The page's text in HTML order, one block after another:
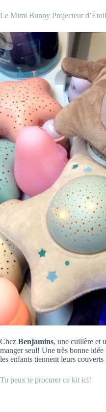
Le Mimi Bunny Projecteur
Chez Benjamins, une cuillère et
manger seul! Une très bonne idée
les enfants tiennent leurs
Tu peux te procurer ce kit ici!